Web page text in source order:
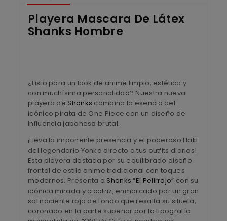
Playera Mascara De Látex
Shanks Hombre
¿Listo para un look de anime limpio, estético y
con muchísima personalidad? Nuestra nueva
playera de Shanks combina la esencia del
icónico pirata de One Piece con un diseño de
influencia japonesa brutal.
¡Lleva la imponente presencia y el poderoso Haki
del legendario Yonko directo a tus outfits diarios!
Esta playera destaca por su equilibrado diseño
frontal de estilo anime tradicional con toques
modernos. Presenta a Shanks “El Pelirrojo” con su
icónica mirada y cicatriz, enmarcado por un gran
sol naciente rojo de fondo que resalta su silueta,
coronado en la parte superior por la tipografía